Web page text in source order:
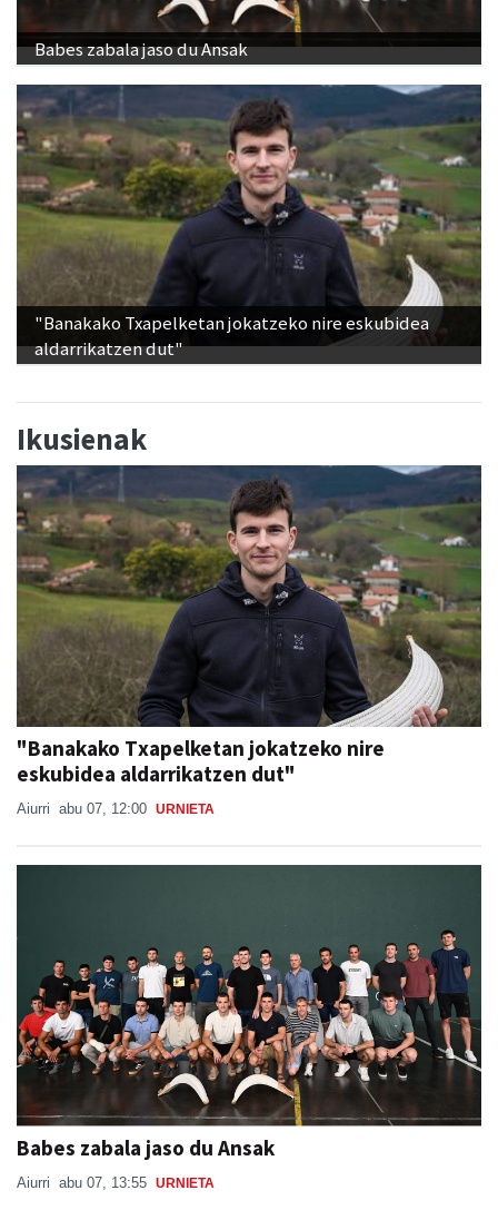
Babes zabala jaso du Ansak
"Banakako Txapelketan jokatzeko nire eskubidea
aldarrikatzen dut"
Ikusienak
"Banakako Txapelketan jokatzeko nire
eskubidea aldarrikatzen dut"
Aiurri abu 07, 12:00 URNIETA
Babes zabala jaso du Ansak
Aiurri abu 07, 13:55 URNIETA